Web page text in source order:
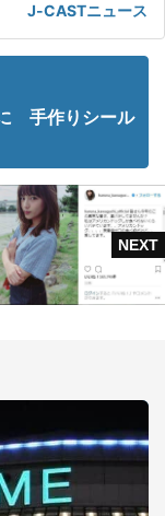
J-CASTニュース
手作りシール